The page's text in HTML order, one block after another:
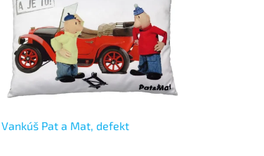
Vankúš Pat a Mat, defekt